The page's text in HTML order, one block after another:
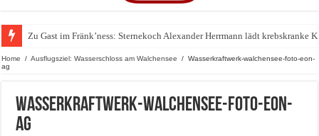
Zu Gast im Fränk’ness: Sternekoch Alexander Herrmann lädt krebskranke
Warum München gerade zum Treffpunkt der Lingerie-Branche wurde
Home / Ausflugsziel: Wasserschloss am Walchensee / Wasserkraftwerk-walchensee-foto-eon-
ag
Wasserkraftwerk-walchensee-foto-eon-
ag